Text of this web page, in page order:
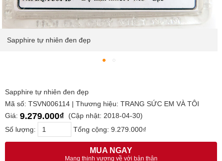
đẹp
Sapphire tự nhiên đen đẹp
Mã số: TSVN006114 | Thương hiệu: TRANG SỨC EM VÀ TÔI
Giá: 9.279.000₫
(Cập nhật: 2018-04-30)
Số lượng:
Tổng cộng: 9.279.000₫
MUA NGAY
Mang thịnh vượng về với bản thân